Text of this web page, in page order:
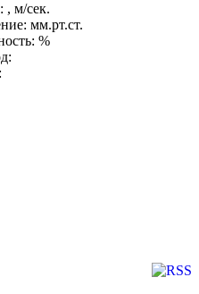
, м/сек.
мм.рт.ст.
%